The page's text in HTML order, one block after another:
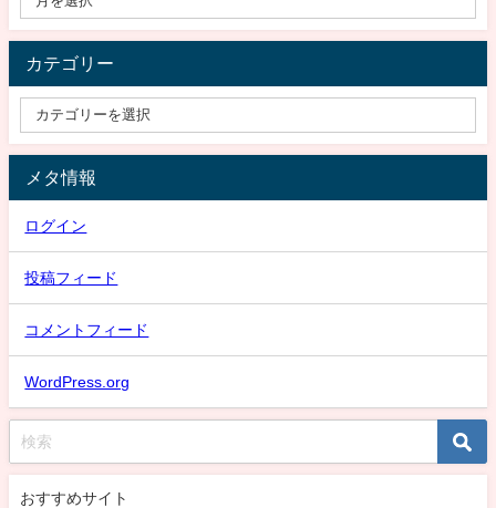
カテゴリー
メタ情報
ログイン
投稿フィード
コメントフィード
WordPress.org
おすすめサイト